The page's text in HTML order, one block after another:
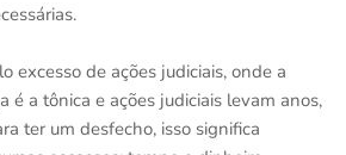
excesso de ações judiciais, onde a
é a tônica e ações judiciais levam anos,
ter um desfecho, isso significa